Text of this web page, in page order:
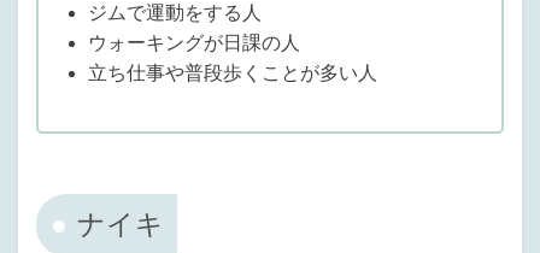
ジムで運動をする人
ウォーキングが日課の人
立ち仕事や普段歩くことが多い人
ナイキ